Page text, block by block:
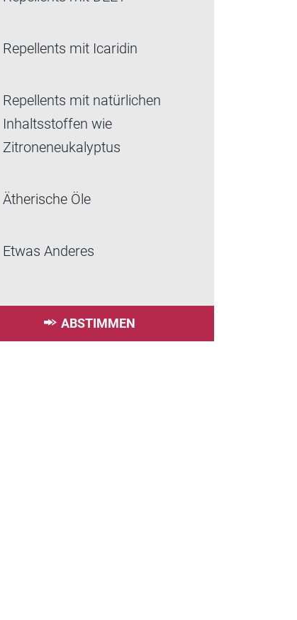
Repellents mit Icaridin
Repellents mit natürlichen
Inhaltsstoffen wie
Zitroneneukalyptus
Ätherische Öle
Etwas Anderes
ABSTIMMEN